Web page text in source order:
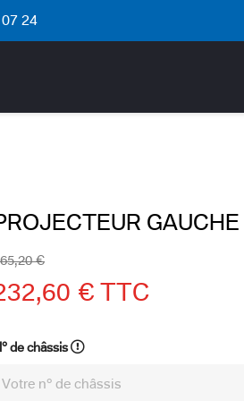
24
GAUCHE
€
€ TTC
de châssis